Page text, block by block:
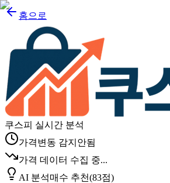
홈으로
쿠스피 실시간 분석
가격변동 감지안됨
가격 데이터 수집 중...
AI 분석매수 추천(83점)